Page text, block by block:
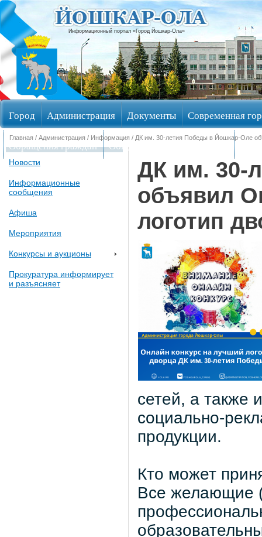
Информационный портал «Город Йошкар-Ола»
Город Администрация Документы Современная
Обращения граждан Общественные обсуждения
Главная / Администрация / Информация / ДК им. 30-летия Победы в Йошкар-Оле
Новости
Информационные
сообщения
Афиша
Мероприятия
Конкурсы и аукционы
Прокуратура информирует
и разъясняет
ДК им. 30-
объявил
логотип
сетей, а также
социально-
продукции.
Кто может
Все желающие